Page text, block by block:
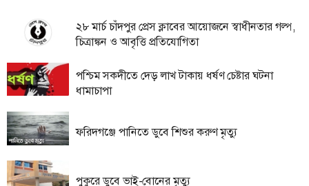
সম্পাদকীয়
আইন-
আদালত
উপ-
সম্পাদকীয়
কৃষি
ও
২৮ মার্চ চাঁদপুর প্রেস ক্লাবের আয়োজনে স্বাধীনতার গল্প,
চিত্রাঙ্কন ও আবৃত্তি প্রতিযোগিতা
পশ্চিম সকদীতে দেড় লাখ টাকায় ধর্ষণ চেষ্টার ঘটনা
ধামাচাপা
ফরিদগঞ্জে পানিতে ডুবে শিশুর করুণ মৃত্যু
পুকুরে ডুবে ভাই-বোনের মৃত্যু